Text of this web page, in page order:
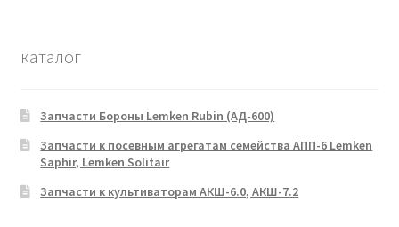
каталог
Запчасти Бороны Lemken Rubin (АД-600)
Запчасти к посевным агрегатам семейства АПП-6 Lemken
Saphir, Lemken Solitair
Запчасти к культиваторам АКШ-6.0, АКШ-7.2